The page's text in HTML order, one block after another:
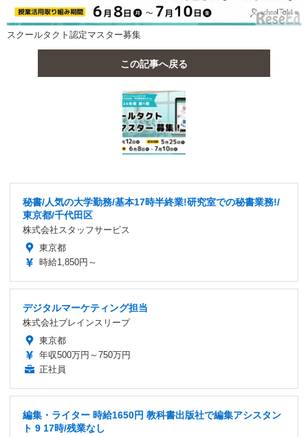
スクールタクト認定マスター募集
この記事へ戻る
秘書/人気の大学勤務/基本17時半終業!研究室での秘書業務!/
東京都/千代田区
株式会社スタッフサービス
東京都
時給1,850円～
デジタルマーケティング担当
株式会社ブレインスリープ
東京都
年収500万円～750万円
正社員
編集・ライター 時給1650円 教科書出版社で編集アシスタン
ト 9 17時/残業なし